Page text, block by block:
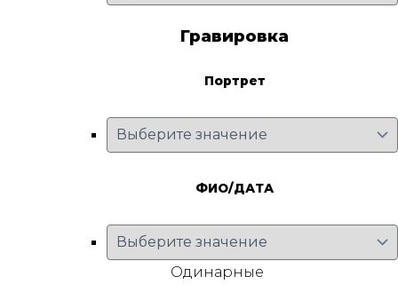
Гравировка
Портрет
ФИО/ДАТА
Одинарные